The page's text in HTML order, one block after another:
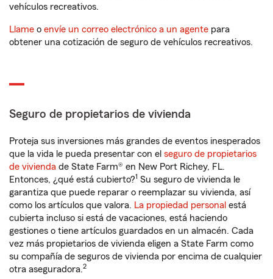
vehículos recreativos.
Llame o envíe un correo electrónico a un agente para
obtener una cotización de seguro de vehículos recreativos.
Seguro de propietarios de vivienda
Proteja sus inversiones más grandes de eventos inesperados
que la vida le pueda presentar con el seguro de propietarios
de vivienda de State Farm® en New Port Richey, FL.
Entonces, ¿qué está cubierto?1 Su seguro de vivienda le
garantiza que puede reparar o reemplazar su vivienda, así
como los artículos que valora. La propiedad personal está
cubierta incluso si está de vacaciones, está haciendo
gestiones o tiene artículos guardados en un almacén. Cada
vez más propietarios de vivienda eligen a State Farm como
su compañía de seguros de vivienda por encima de cualquier
otra aseguradora.2